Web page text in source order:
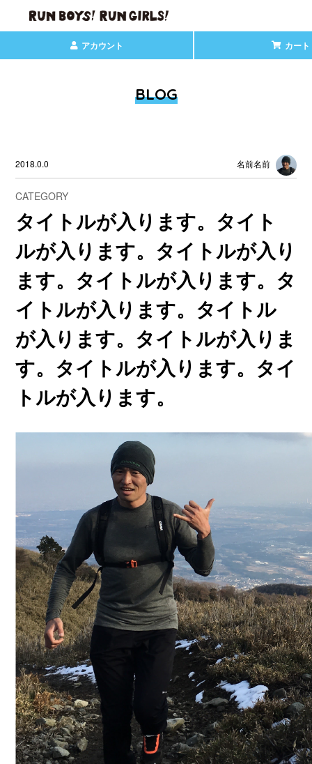
アカウント カート
BLOG
2018.0.0 名前名前
CATEGORY
タイトルが入ります。タイト
ルが入ります。タイトルが入り
ます。タイトルが入ります。タ
イトルが入ります。タイトル
が入ります。タイトルが入りま
す。タイトルが入ります。タイ
トルが入ります。